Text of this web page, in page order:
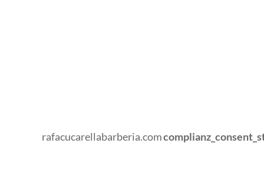
rafacucarellabarberia.com